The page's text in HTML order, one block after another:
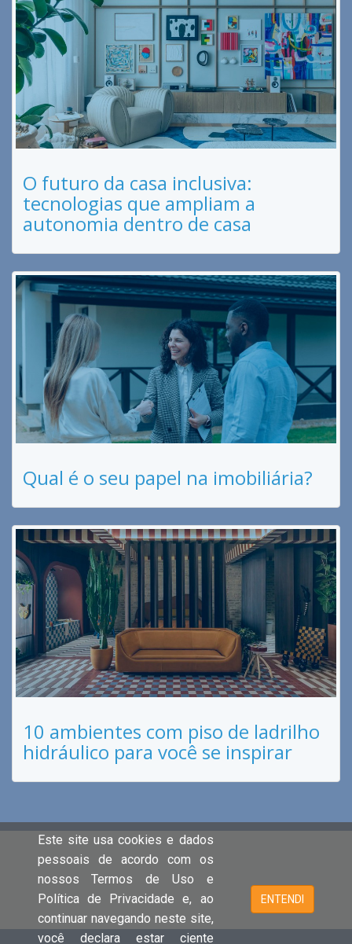
O futuro da casa inclusiva:
tecnologias que ampliam a
autonomia dentro de casa
Qual é o seu papel na imobiliária?
10 ambientes com piso de ladrilho
hidráulico para você se inspirar
Este site usa cookies e dados
pessoais de acordo com os
nossos Termos de Uso e
Política de Privacidade e, ao
continuar navegando neste site,
você declara estar ciente
ENTENDI